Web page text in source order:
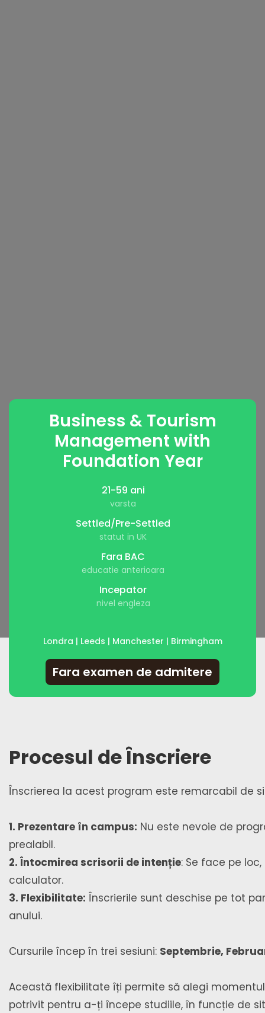
Business & Tourism
Management with
Foundation Year
21-59 ani
varsta
Settled/Pre-Settled
statut in UK
Fara BAC
educatie anterioara
Incepator
nivel engleza
Londra | Leeds | Manchester | Birmingham
Fara examen de admitere
Procesul de Înscriere
Înscrierea la acest program este remarcabil de
1. Prezentare în campus: Nu este nevoie de
prealabil.
2. Întocmirea scrisorii de intenție: Se face pe loc,
calculator.
3. Flexibilitate: Înscrierile sunt deschise pe tot
anului.
Cursurile încep în trei sesiuni: Septembrie,
Această flexibilitate îți permite să alegi
potrivit pentru a-ți începe studiile, în funcție de